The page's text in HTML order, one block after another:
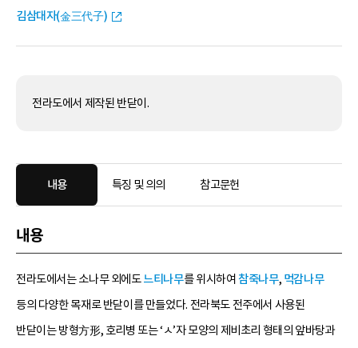
김삼대자(金三代子)
전라도에서 제작된 반닫이.
내용 특징 및 의의 참고문헌
내용
전라도에서는 소나무 외에도느티나무를 위시하여참죽나무, 먹감나무
등의 다양한 목재로 반닫이를 만들었다. 전라북도 전주에서 사용된
반닫이는 방형方形, 호리병 또는 ‘ㅅ’자 모양의 제비초리 형태의 앞바탕과